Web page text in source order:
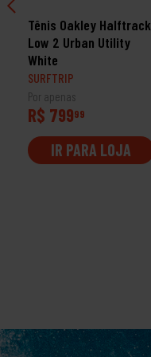
Tênis Oakley Halftrack
Low 2 Urban Utility
White
SURFTRIP
Por apenas
R$ 79999
IR PARA LOJA